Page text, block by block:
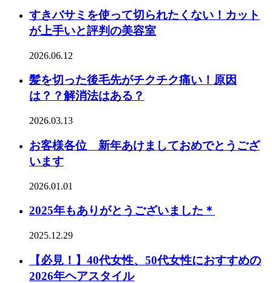
すきバサミを使って切られたくない！カット
が上手いと評判の美容室
2026.06.12
髪を切った後毛先がチクチク痛い！原因
は？？解消法はある？
2026.03.13
お客様各位 新年あけましておめでとうござ
います
2026.01.01
2025年もありがとうございました＊
2025.12.29
【必見！】40代女性、50代女性におすすめの
2026年ヘアスタイル